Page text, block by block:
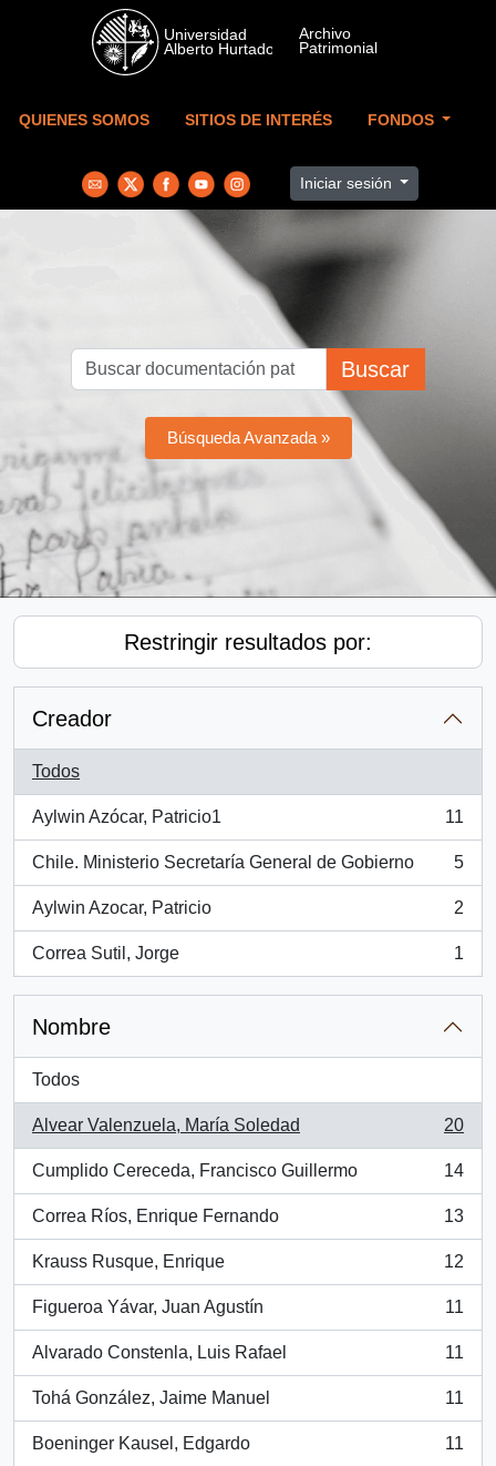
Skip to main content
QUIENES SOMOS SITIOS DE INTERÉS FONDOS
Iniciar sesión
Buscar
Búsqueda Avanzada »
Restringir resultados por:
Creador
Todos
Aylwin Azócar, Patricio1
, 11 resultados
11
Chile. Ministerio Secretaría General de Gobierno
, 5 resultados
5
Aylwin Azocar, Patricio
, 2 resultados
2
Correa Sutil, Jorge
, 1 resultados
1
Nombre
Todos
Alvear Valenzuela, María Soledad
, 20 resultados
20
Cumplido Cereceda, Francisco Guillermo
, 14 resultados
14
Correa Ríos, Enrique Fernando
, 13 resultados
13
Krauss Rusque, Enrique
, 12 resultados
12
Figueroa Yávar, Juan Agustín
, 11 resultados
11
Alvarado Constenla, Luis Rafael
, 11 resultados
11
Tohá González, Jaime Manuel
, 11 resultados
11
Boeninger Kausel, Edgardo
, 11 resultados
11